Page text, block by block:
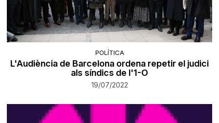
POLÍTICA
L'Audiència de Barcelona ordena repetir el judici
als síndics de l'1-O
19/07/2022